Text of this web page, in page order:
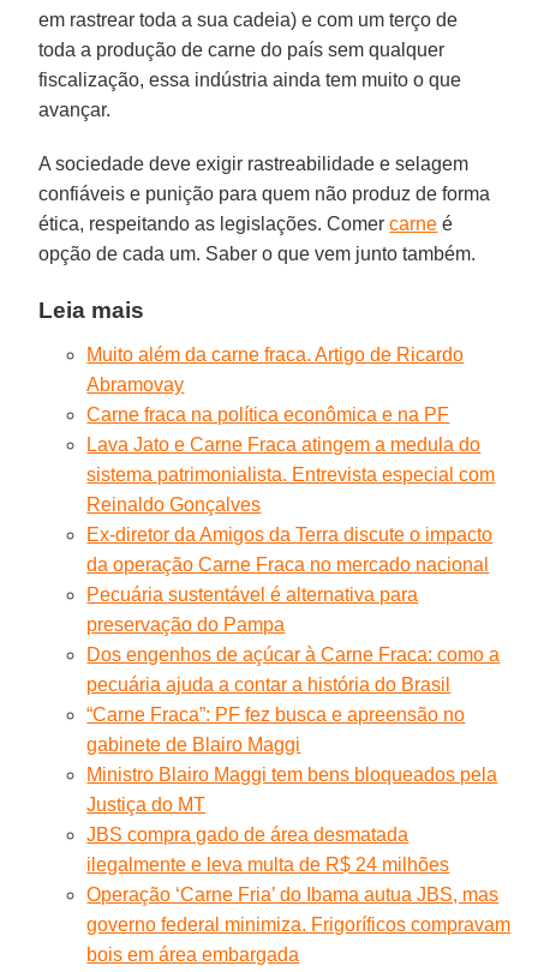
em rastrear toda a sua cadeia) e com um terço de
toda a produção de carne do país sem qualquer
fiscalização, essa indústria ainda tem muito o que
avançar.
A sociedade deve exigir rastreabilidade e selagem
confiáveis e punição para quem não produz de forma
ética, respeitando as legislações. Comercarne é
opção de cada um. Saber o que vem junto também.
Leia mais
Muito além da carne fraca. Artigo de Ricardo
Abramovay
Carne fraca na política econômica e na PF
Lava Jato e Carne Fraca atingem a medula do
sistema patrimonialista. Entrevista especial com
Reinaldo Gonçalves
Ex-diretor da Amigos da Terra discute o impacto
da operação Carne Fraca no mercado nacional
Pecuária sustentável é alternativa para
preservação do Pampa
Dos engenhos de açúcar à Carne Fraca: como a
pecuária ajuda a contar a história do Brasil
“Carne Fraca”: PF fez busca e apreensão no
gabinete de Blairo Maggi
Ministro Blairo Maggi tem bens bloqueados pela
Justiça do MT
JBS compra gado de área desmatada
ilegalmente e leva multa de R$ 24 milhões
Operação ‘Carne Fria’ do Ibama autua JBS, mas
governo federal minimiza. Frigoríficos compravam
bois em área embargada